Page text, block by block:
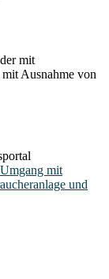
mit
Ausnahme von
mit
und